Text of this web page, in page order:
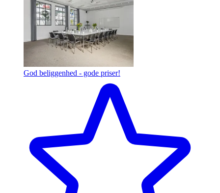
God beliggenhed - gode priser!